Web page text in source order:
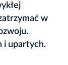
w
i upartych.